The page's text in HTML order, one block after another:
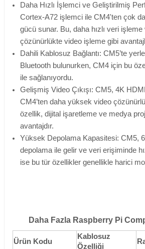
Daha Hızlı İşlemci ve Geliştirilmiş
Cortex-A72 işlemci ile CM4'ten çok
gücü sunar. Bu, daha hızlı veri
çözünürlükte video işleme gibi
Dahili Kablosuz Bağlantı: CM5’te
Bluetooth bulunurken, CM4 için bu
ile sağlanıyordu.
Gelişmiş Video Çıkışı: CM5, 4K
CM4’ten daha yüksek video
özellik, dijital işaretleme ve medya
avantajdır.
Yüksek Depolama Kapasitesi: CM5,
depolama ile gelir ve veri erişiminde
ise bu tür özellikler genellikle harici
Daha Fazla Raspberry Pi
Ürün Kodu
Kablosuz
Özelliği